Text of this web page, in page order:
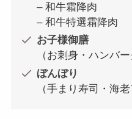
– 和牛霜降肉
– 和牛特選霜降肉
お子様御膳
（お刺身・ハンバ
ぼんぼり
（手まり寿司・海